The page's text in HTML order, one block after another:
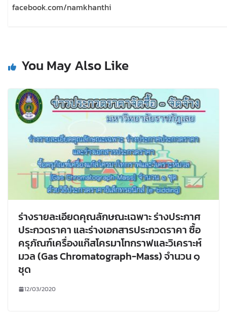
facebook.com/namkhanthi
You May Also Like
ร่างรายละเอียดคุณลักษณะเฉพาะ ร่างประกาศ
ประกวดราคา และร่างเอกสารประกวดราคา ซื้อ
ครุภัณฑ์เครื่องแก๊สโครมาโทกราฟและวิเคราะห์
มวล (Gas Chromatograph-Mass) จำนวน ๑
ชุด
12/03/2020